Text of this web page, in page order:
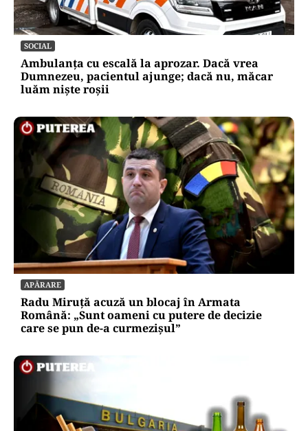
SOCIAL
Ambulanța cu escală la aprozar. Dacă vrea
Dumnezeu, pacientul ajunge; dacă nu, măcar
luăm niște roșii
APĂRARE
Radu Miruță acuză un blocaj în Armata
Română: „Sunt oameni cu putere de decizie
care se pun de-a curmezișul”